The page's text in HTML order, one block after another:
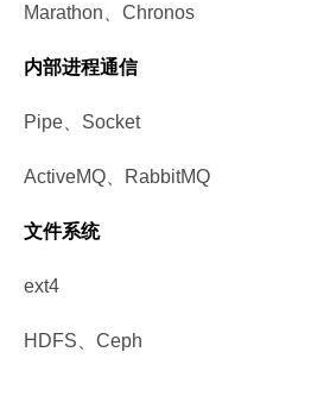
Marathon、Chronos
内部进程通信
Pipe、Socket
ActiveMQ、RabbitMQ
文件系统
ext4
HDFS、Ceph